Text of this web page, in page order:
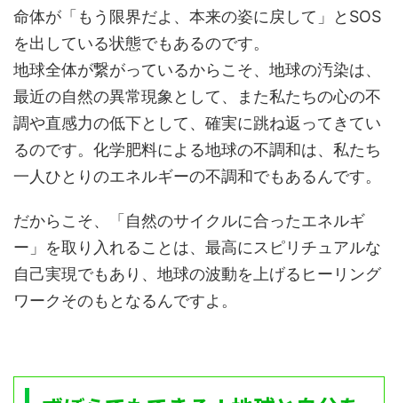
命体が「もう限界だよ、本来の姿に戻して」とSOS
を出している状態でもあるのです。
地球全体が繋がっているからこそ、地球の汚染は、
最近の自然の異常現象として、また私たちの心の不
調や直感力の低下として、確実に跳ね返ってきてい
るのです。化学肥料による地球の不調和は、私たち
一人ひとりのエネルギーの不調和でもあるんです。
だからこそ、「自然のサイクルに合ったエネルギ
ー」を取り入れることは、最高にスピリチュアルな
自己実現でもあり、地球の波動を上げるヒーリング
ワークそのもとなるんですよ。